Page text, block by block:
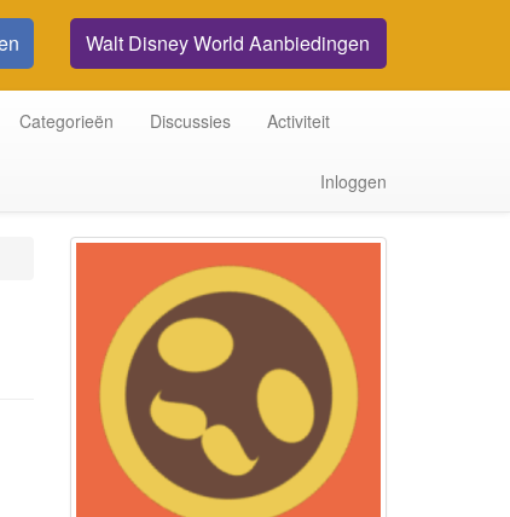
Walt Disney World Aanbiedingen
Categorieën Discussies Activiteit
Inloggen